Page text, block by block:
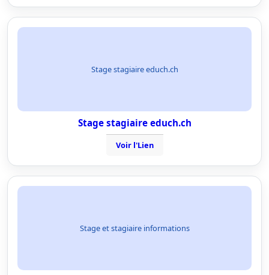
Stage stagiaire educh.ch
Stage stagiaire educh.ch
Voir l'Lien
Stage et stagiaire informations